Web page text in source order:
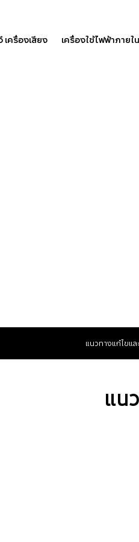
เครื่องเสียง เครื่องใช้ไฟฟ้าภายใ
แนวทางแก้ไขแล
แน